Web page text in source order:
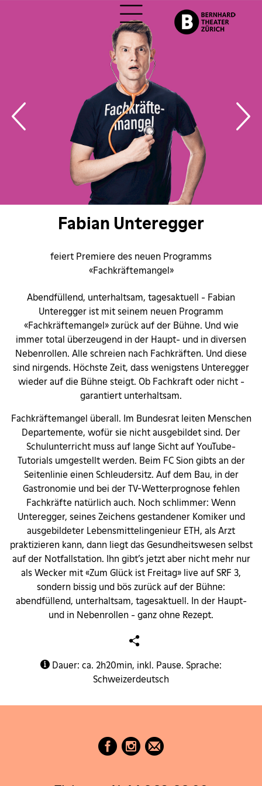
Fabian Unteregger
feiert Premiere des neuen Programms
«Fachkräftemangel»
Abendfüllend, unterhaltsam, tagesaktuell - Fabian
Unteregger ist mit seinem neuen Programm
«Fachkräftemangel» zurück auf der Bühne. Und wie
immer total überzeugend in der Haupt- und in diversen
Nebenrollen. Alle schreien nach Fachkräften. Und diese
sind nirgends. Höchste Zeit, dass wenigstens Unteregger
wieder auf die Bühne steigt. Ob Fachkraft oder nicht -
garantiert unterhaltsam.
Fachkräftemangel überall. Im Bundesrat leiten Menschen
Departemente, wofür sie nicht ausgebildet sind. Der
Schulunterricht muss auf lange Sicht auf YouTube-
Tutorials umgestellt werden. Beim FC Sion gibts an der
Seitenlinie einen Schleudersitz. Auf dem Bau, in der
Gastronomie und bei der TV-Wetterprognose fehlen
Fachkräfte natürlich auch. Noch schlimmer: Wenn
Unteregger, seines Zeichens gestandener Komiker und
ausgebildeter Lebensmittelingenieur ETH, als Arzt
praktizieren kann, dann liegt das Gesundheitswesen selbst
auf der Notfallstation. Ihn gibt’s jetzt aber nicht mehr nur
als Wecker mit «Zum Glück ist Freitag» live auf SRF 3,
sondern bissig und bös zurück auf der Bühne:
abendfüllend, unterhaltsam, tagesaktuell. In der Haupt-
und in Nebenrollen - ganz ohne Rezept.
Dauer: ca. 2h20min, inkl. Pause. Sprache:
Schweizerdeutsch